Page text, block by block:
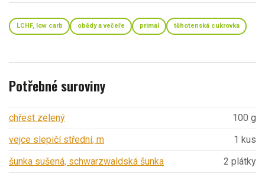
LCHF, low carb obědy a večeře primal těhotenská cukrovka
Potřebné suroviny
chřest zelený
100 g
vejce slepičí střední, m
1 kus
šunka sušená, schwarzwaldská šunka
2 plátky